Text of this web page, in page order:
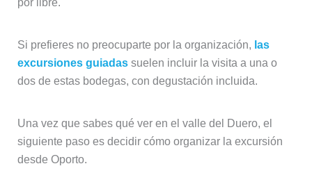
por libre.
Si prefieres no preocuparte por la organización, las
excursiones guiadassuelen incluir la visita a una o
dos de estas bodegas, con degustación incluida.
Una vez que sabes qué ver en el valle del Duero, el
siguiente paso es decidir cómo organizar la excursión
desde Oporto.